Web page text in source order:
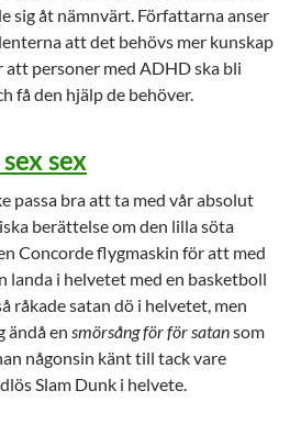
sig åt nämnvärt. Författarna anser
att det behövs mer kunskap
att personer med ADHD ska bli
få den hjälp de behöver.
sex
passa bra att ta med vår absolut
berättelse om den lilla söta
Concorde flygmaskin för att med
landa i helvetet med en basketboll
råkade satan dö i helvetet, men
ändå en smörsång för för satansom
någonsin känt till tack vare
Slam Dunk i helvete.